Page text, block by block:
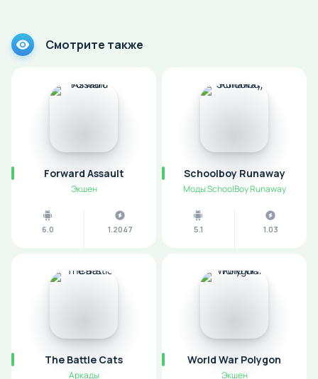
Смотрите также
Forward Assault
Экшен
6.0 1.2047
Schoolboy Runaway
Моды SchoolBoy Runaway
5.1 1.03
The Battle Cats
Аркады
World War Polygon
Экшен